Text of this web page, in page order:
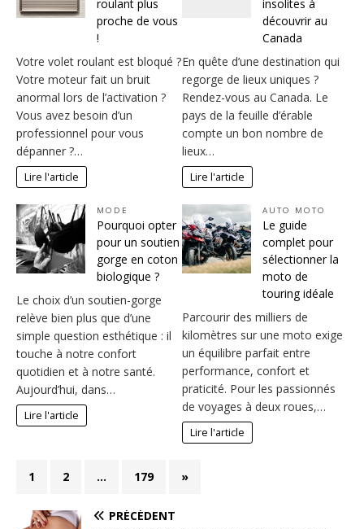
roulant plus
proche de vous
!
Votre volet roulant est bloqué ?
Votre moteur fait un bruit
anormal lors de l’activation ?
Vous avez besoin d’un
professionnel pour vous
dépanner ?…
Lire l'article
insolites à
découvrir au
Canada
En quête d’une destination qui
regorge de lieux uniques ?
Rendez-vous au Canada. Le
pays de la feuille d’érable
compte un bon nombre de
lieux…
Lire l'article
MODE
Pourquoi opter
pour un soutien
gorge en coton
biologique ?
Le choix d’un soutien-gorge
relève bien plus que d’une
simple question esthétique : il
touche à notre confort
quotidien et à notre santé.
Aujourd’hui, dans…
Lire l'article
AUTO MOTO
Le guide
complet pour
sélectionner la
moto de
touring idéale
Parcourir des milliers de
kilomètres sur une moto exige
un équilibre parfait entre
performance, confort et
praticité. Pour les passionnés
de voyages à deux roues,…
Lire l'article
1 2 … 179 »
PRÉCÉDENT